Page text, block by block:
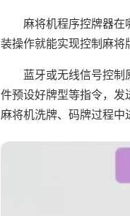
麻将机程序控牌器在
装操作就能实现控制麻将
蓝牙或无线信号控
件预设好牌型等指令，
麻将机洗牌、码牌过程中